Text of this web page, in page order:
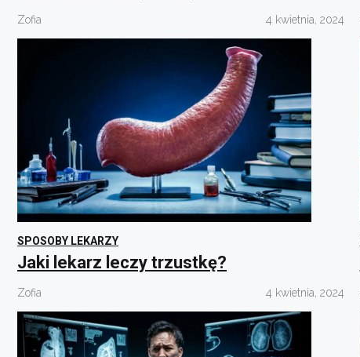
Zofia 4 kwietnia, 2024
SPOSOBY LEKARZY
Jaki lekarz leczy trzustkę?
Zofia 4 kwietnia, 2024